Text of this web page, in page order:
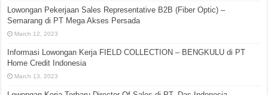
Lowongan Pekerjaan Sales Representative B2B (Fiber Optic) –
Semarang di PT Mega Akses Persada
March 12, 2023
Informasi Lowongan Kerja FIELD COLLECTION – BENGKULU di PT
Home Credit Indonesia
March 13, 2023